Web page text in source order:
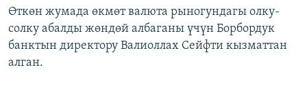
Өткөн жумада өкмөт валюта рыногундагы олку-
солку абалды жөндөй албаганы үчүн Борбордук
банктын директору Валиоллах Сейфти кызматтан
алган.